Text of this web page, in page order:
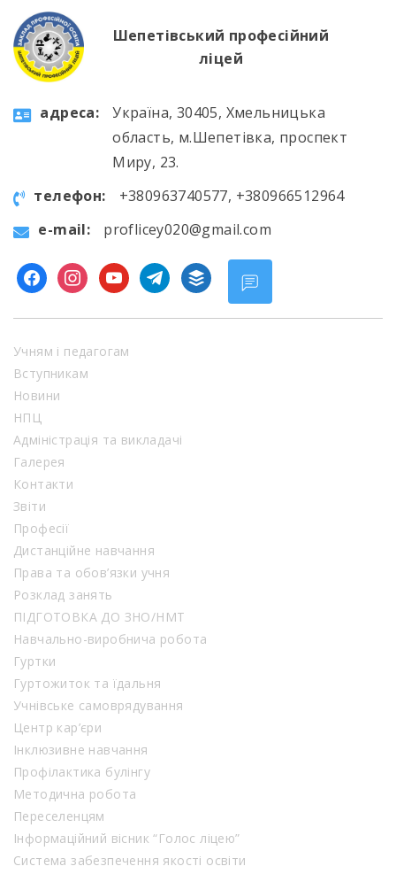
Шепетівський професійний
ліцей
aдресa:
Україна, 30405, Хмельницька
область, м.Шепетівка, проспект
Миру, 23.
телефон:
+380963740577, +380966512964
e-mail:
proflicey020@gmail.com
facebookinstagramyoutubetelegram
buffer
Учням і педагогам
Вступникам
Новини
НПЦ
Адміністрація та викладачі
Галерея
Контакти
Звіти
Професії
Дистанційне навчання
Права та обов’язки учня
Розклад занять
ПІДГОТОВКА ДО ЗНО/НМТ
Навчально-виробнича робота
Гуртки
Гуртожиток та їдальня
Учнівське самоврядування
Центр кар’єри
Інклюзивне навчання
Профілактика булінгу
Методична робота
Переселенцям
Інформаційний вісник “Голос ліцею”
Система забезпечення якості освіти